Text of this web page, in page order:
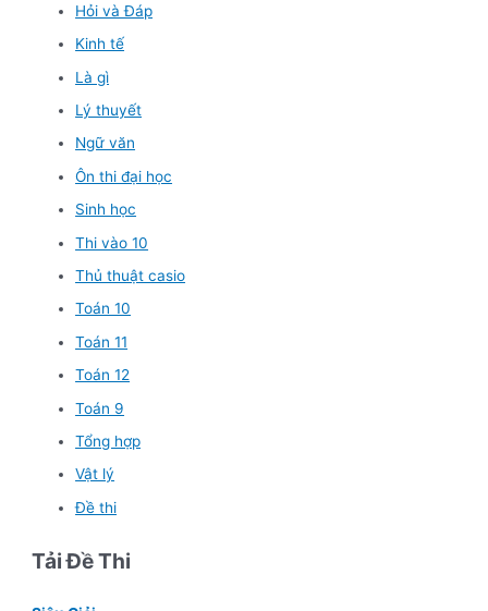
Hỏi và Đáp
Kinh tế
Là gì
Lý thuyết
Ngữ văn
Ôn thi đại học
Sinh học
Thi vào 10
Thủ thuật casio
Toán 10
Toán 11
Toán 12
Toán 9
Tổng hợp
Vật lý
Đề thi
Tải Đề Thi